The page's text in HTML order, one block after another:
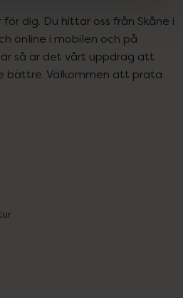
dig. Du hittar oss från Skåne i
online i mobilen och på
så är det vårt uppdrag att
bättre. Välkommen att prata